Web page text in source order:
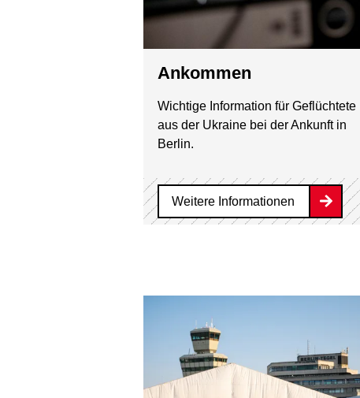
Ankommen
Wichtige Information für Geflüchtete
aus der Ukraine bei der Ankunft in
Berlin.
Weitere Informationen